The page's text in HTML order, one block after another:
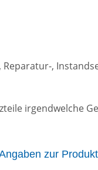
,
irgendwelche
zur